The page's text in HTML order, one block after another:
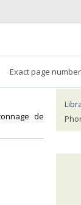
Exact page
de